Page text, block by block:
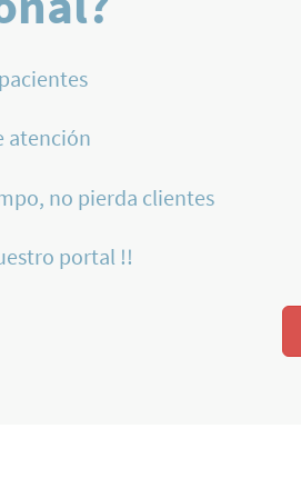
atención
no pierda clientes
portal !!